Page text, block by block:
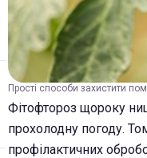
Прості способи захистити
Фітофтороз щороку
прохолодну погоду.
профілактичних